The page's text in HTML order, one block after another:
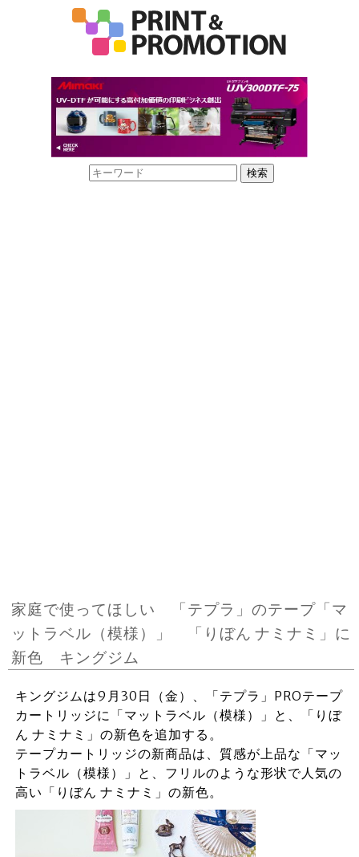
家庭で使ってほしい 「テプラ」のテープ「マ
ットラベル（模様）」 「りぼん ナミナミ」に
新色 キングジム
キングジムは9月30日（金）、「テプラ」PROテープ
カートリッジに「マットラベル（模様）」と、「りぼ
ん ナミナミ」の新色を追加する。
テープカートリッジの新商品は、質感が上品な「マッ
トラベル（模様）」と、フリルのような形状で人気の
高い「りぼん ナミナミ」の新色。